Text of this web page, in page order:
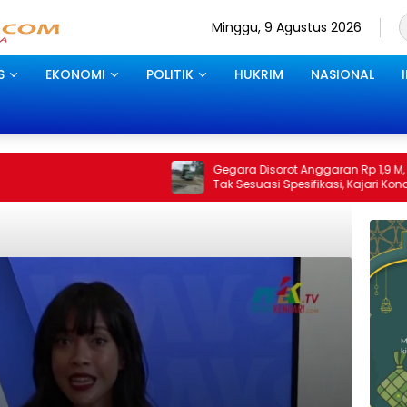
Minggu, 9 Agustus 2026
EKONOMI POLITIK HUKRIM NASIONAL
Gegara Disorot Anggaran Rp 1,9 M, Proyek
Tak Sesuasi Spesifikasi, Kajari Konawe
Minta Pekerjaan Dihentikan Sementara